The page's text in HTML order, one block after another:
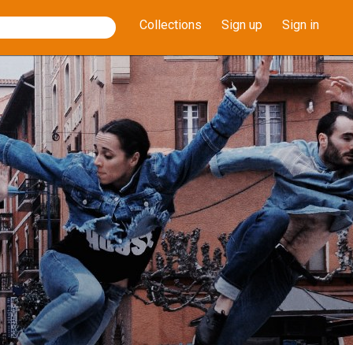
Collections Sign up Sign in